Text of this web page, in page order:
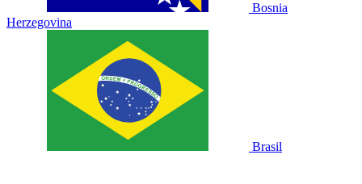
Bosnia
Herzegovina
Brasil